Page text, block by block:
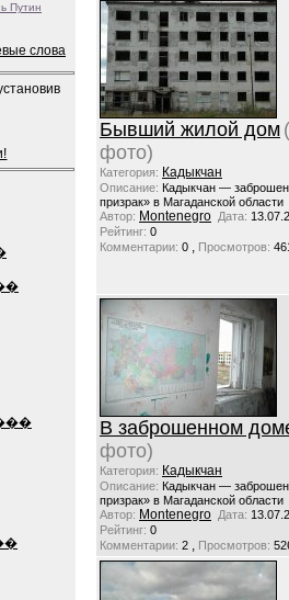
Путин
слова
Бывший жилой дом
фото)
Категория: Кадыкчан
Описание: Кадыкчан —
призрак» в Магаданской области
Автор: Montenegro Дата:
Рейтинг: 0
Комментарии: 0 , Просмотров:
В заброшенном
фото)
Категория: Кадыкчан
Описание: Кадыкчан —
призрак» в Магаданской области
Автор: Montenegro Дата:
Рейтинг: 0
Комментарии: 2 , Просмотров: